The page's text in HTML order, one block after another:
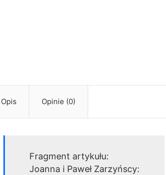
Opis Opinie (0)
Fragment artykułu:
Joanna i Paweł Zarzyńscy: